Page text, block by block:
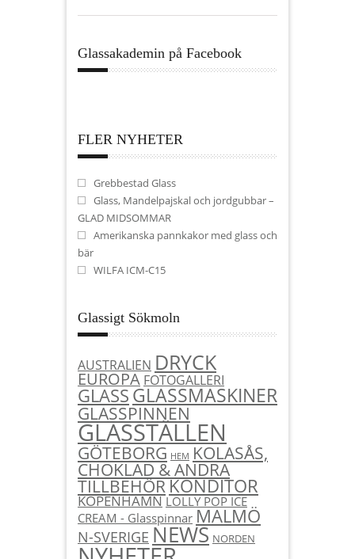
Glassakademin på Facebook
FLER NYHETER
Grebbestad Glass
Glass, Mandelpajskal och jordgubbar –
GLAD MIDSOMMAR
Amerikanska pannkakor med glass och
bär
WILFA ICM-C15
Glassigt Sökmoln
AUSTRALIEN DRYCK
EUROPA FOTOGALLERI
GLASSGLASSMASKINER
GLASSPINNEN
GLASSTÄLLEN
GÖTEBORG HEM KOLASÅS,
CHOKLAD & ANDRA
TILLBEHÖRKONDITOR
KÖPENHAMN LOLLY POP ICE
CREAM - Glasspinnar MALMÖ
N-SVERIGE NEWS NORDEN